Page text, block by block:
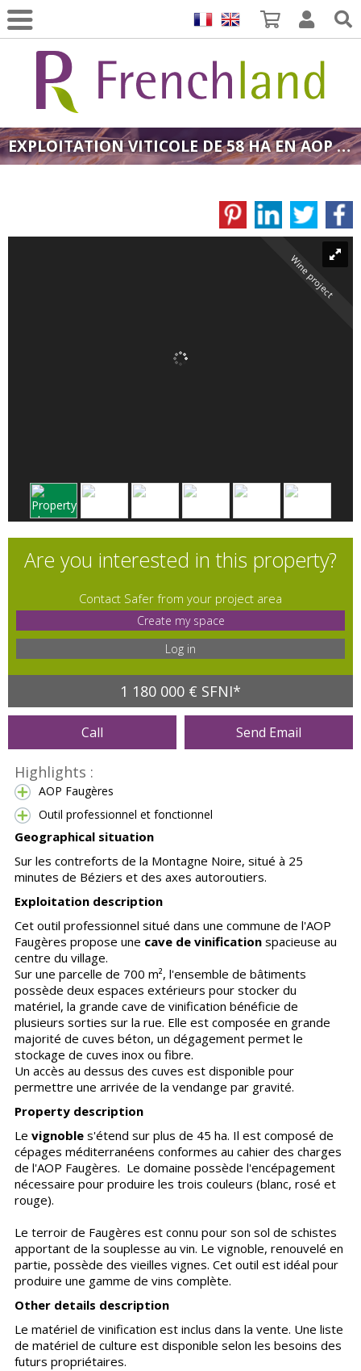
EXPLOITATION VITICOLE DE 58 HA EN AOP FAUGÈRES
Wine project
Are you interested in this property?
Contact Safer from your project area
Create my space
Log in
1 180 000 € SFNI*
Call Send Email
Highlights :
AOP Faugères
Outil professionnel et fonctionnel
Geographical situation
Sur les contreforts de la Montagne Noire, situé à 25
minutes de Béziers et des axes autoroutiers.
Exploitation description
Cet outil professionnel situé dans une commune de l'AOP
Faugères propose une cave de vinification spacieuse au
centre du village.
Sur une parcelle de 700 m², l'ensemble de bâtiments
possède deux espaces extérieurs pour stocker du
matériel, la grande cave de vinification bénéficie de
plusieurs sorties sur la rue. Elle est composée en grande
majorité de cuves béton, un dégagement permet le
stockage de cuves inox ou fibre.
Un accès au dessus des cuves est disponible pour
permettre une arrivée de la vendange par gravité.
Property description
Le vignoble s'étend sur plus de 45 ha. Il est composé de
cépages méditerranéens conformes au cahier des charges
de l'AOP Faugères. Le domaine possède l'encépagement
nécessaire pour produire les trois couleurs (blanc, rosé et
rouge).
Le terroir de Faugères est connu pour son sol de schistes
apportant de la souplesse au vin. Le vignoble, renouvelé en
partie, possède des vieilles vignes. Cet outil est idéal pour
produire une gamme de vins complète.
Other details description
Le matériel de vinification est inclus dans la vente. Une liste
de matériel de culture est disponible selon les besoins des
futurs propriétaires.